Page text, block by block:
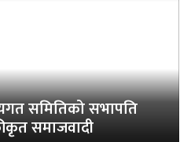
समितिको सभापति
समाजवादी